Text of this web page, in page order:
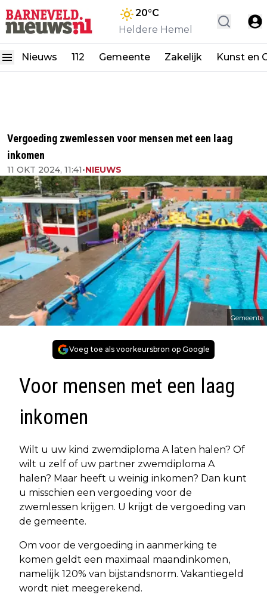
20°C
Heldere Hemel
Nieuws 112 Gemeente Zakelijk Kunst en
Vergoeding zwemlessen voor mensen met een laag
inkomen
11 OKT 2024, 11:41•NIEUWS
Gemeente
Voeg toe als voorkeursbron op Google
Voor mensen met een laag
inkomen
Wilt u uw kind zwemdiploma A laten halen? Of
wilt u zelf of uw partner zwemdiploma A
halen? Maar heeft u weinig inkomen? Dan kunt
u misschien een vergoeding voor de
zwemlessen krijgen. U krijgt de vergoeding van
de gemeente.
Om voor de vergoeding in aanmerking te
komen geldt een maximaal maandinkomen,
namelijk 120% van bijstandsnorm. Vakantiegeld
wordt niet meegerekend.